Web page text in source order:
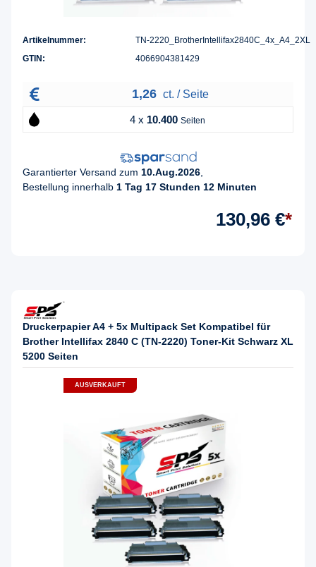
Artikelnummer:
TN-2220_BrotherIntellifax2840C_4x_A4_2XL
GTIN:
4066904381429
1,26 ct. / Seite
4 x 10.400 Seiten
Garantierter Versand zum 10.Aug.2026
Bestellung innerhalb 1 Tag 17 Stunden 12 Minuten
130,96 €*
Druckerpapier A4 + 5x Multipack Set Kompatibel für
Brother Intellifax 2840 C (TN-2220) Toner-Kit Schwarz XL
5200 Seiten
AUSVERKAUFT